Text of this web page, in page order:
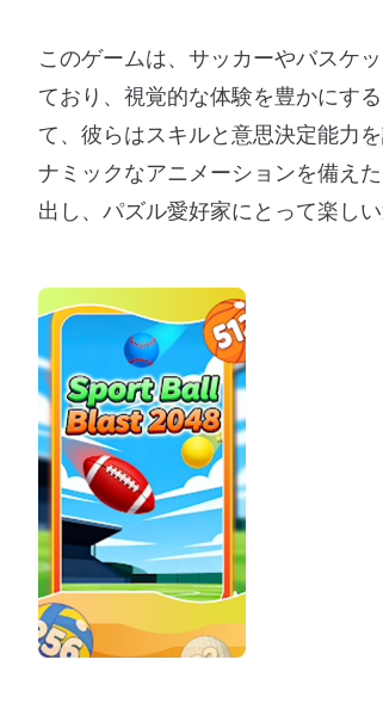
このゲームは、サッカーやバスケ
ており、視覚的な体験を豊かにす
て、彼らはスキルと意思決定能力
ナミックなアニメーションを備え
出し、パズル愛好家にとって楽し